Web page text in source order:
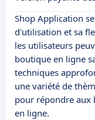
Shop Application
d'utilisation et sa
les utilisateurs
boutique en ligne
techniques
une variété de
pour répondre aux
en ligne.